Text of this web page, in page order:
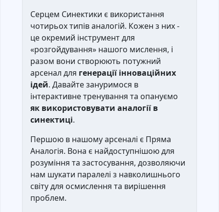
Серцем Синектики є використання
чотирьох типів аналогій. Кожен з них -
це окремий інструмент для
«розгойдування» нашого мислення, і
разом вони створюють потужний
арсенал для генерації інноваційних
ідей. Давайте зануримося в
інтерактивне тренування та опануємо
як використовувати аналогії в
синектиці.
Першою в нашому арсеналі є Пряма
Аналогія. Вона є найдоступнішою для
розуміння та застосування, дозволяючи
нам шукати паралелі з навколишнього
світу для осмислення та вирішення
проблем.